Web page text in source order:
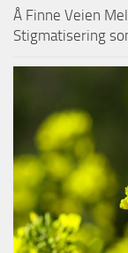
Å Finne Veien
Stigmatisering